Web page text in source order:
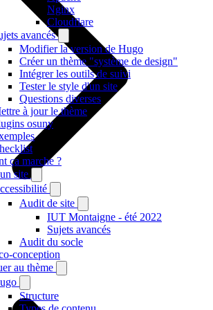
Nginx
Cloudflare
avancés
Modifier la version de Hugo
Créer un thème "système de design"
Intégrer les outils de suivi
Tester le style d'un site
Questions diverses
à jour le thème
osuny
ça marche ?
site
Audit de site
IUT Montaigne - été 2022
Sujets avancés
Audit du socle
conception
au thème
Structure